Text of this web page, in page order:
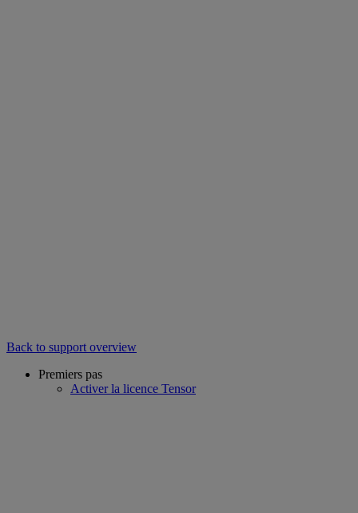
Back to support overview
Premiers pas
Activer la licence Tensor